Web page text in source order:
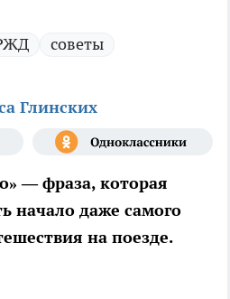
советы
Глинских
— фраза, которая
начало даже самого
на поезде.